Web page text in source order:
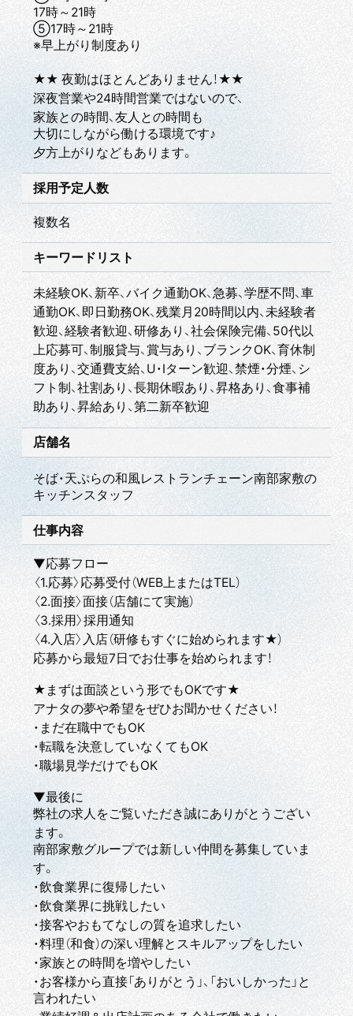
17時～21時
⑤17時～21時
※早上がり制度あり
★★ 夜勤はほとんどありません！★★
深夜営業や24時間営業ではないので、
家族との時間、友人との時間も
大切にしながら働ける環境です♪
夕方上がりなどもあります。
採用予定人数
複数名
キーワードリスト
未経験OK、新卒、バイク通勤OK、急募、学歴不問、車
通勤OK、即日勤務OK、残業月20時間以内、未経験者
歓迎、経験者歓迎、研修あり、社会保険完備、50代以
上応募可、制服貸与、賞与あり、ブランクOK、育休制
度あり、交通費支給、U・Iターン歓迎、禁煙・分煙、シ
フト制、社割あり、長期休暇あり、昇格あり、食事補
助あり、昇給あり、第二新卒歓迎
店舗名
そば・天ぷらの和風レストランチェーン南部家敷の
キッチンスタッフ
仕事内容
▼応募フロー
〈1.応募〉応募受付（WEB上またはTEL）
〈2.面接〉面接（店舗にて実施）
〈3.採用〉採用通知
〈4.入店〉入店（研修もすぐに始められます★）
応募から最短7日でお仕事を始められます！
★まずは面談という形でもOKです★
アナタの夢や希望をぜひお聞かせください！
・まだ在職中でもOK
・転職を決意していなくてもOK
・職場見学だけでもOK
▼最後に
弊社の求人をご覧いただき誠にありがとうござい
ます。
南部家敷グループでは新しい仲間を募集していま
す。
・飲食業界に復帰したい
・飲食業界に挑戦したい
・接客やおもてなしの質を追求したい
・料理（和食）の深い理解とスキルアップをしたい
・家族との時間を増やしたい
・お客様から直接「ありがとう」、「おいしかった」と
言われたい